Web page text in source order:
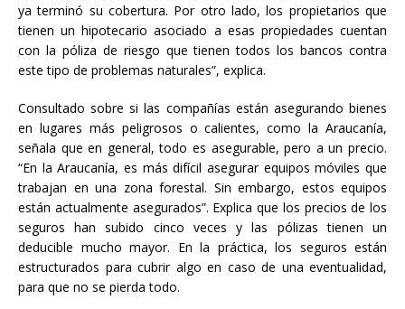
ya terminó su cobertura. Por otro lado, los propietarios que
tienen un hipotecario asociado a esas propiedades cuentan
con la póliza de riesgo que tienen todos los bancos contra
este tipo de problemas naturales”, explica.
Consultado sobre si las compañías están asegurando bienes
en lugares más peligrosos o calientes, como la Araucanía,
señala que en general, todo es asegurable, pero a un precio.
“En la Araucanía, es más difícil asegurar equipos móviles que
trabajan en una zona forestal. Sin embargo, estos equipos
están actualmente asegurados”. Explica que los precios de los
seguros han subido cinco veces y las pólizas tienen un
deducible mucho mayor. En la práctica, los seguros están
estructurados para cubrir algo en caso de una eventualidad,
para que no se pierda todo.